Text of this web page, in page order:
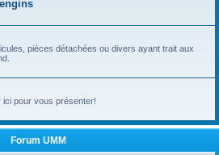
pièces détachées ou divers ayant trait aux
ici pour vous présenter!
Forum UMM